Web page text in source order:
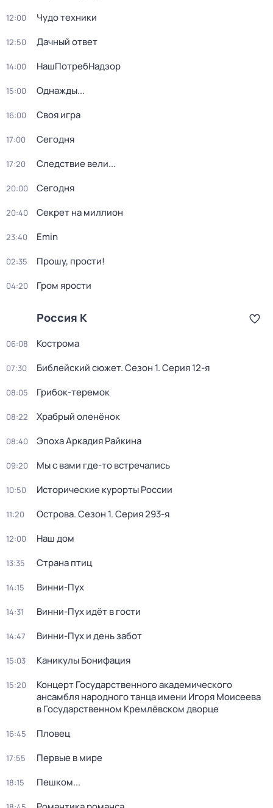
12:00 Чудо техники
12:50 Дачный ответ
14:00 НашПотребНадзор
15:00 Однажды...
16:00 Своя игра
17:00 Сегодня
17:20 Следствие вели...
20:00 Сегодня
20:40 Секрет на миллион
23:40 Emin
02:35 Прошу, прости!
04:20 Гром ярости
Россия К
06:08 Кострома
07:30 Библейский сюжет. Сезон 1. Серия 12-я
08:05 Грибок-теремок
08:22 Храбрый оленёнок
08:40 Эпоха Аркадия Райкина
09:20 Мы с вами где-то встречались
10:50 Исторические курорты России
11:20 Острова. Сезон 1. Серия 293-я
12:00 Наш дом
13:35 Страна птиц
14:15 Винни-Пух
14:31 Винни-Пух идёт в гости
14:47 Винни-Пух и день забот
15:03 Каникулы Бонифация
15:20
Концерт Государственного академического
ансамбля народного танца имени Игоря Моисеева
в Государственном Кремлёвском дворце
16:45 Пловец
17:55 Первые в мире
18:15 Пешком...